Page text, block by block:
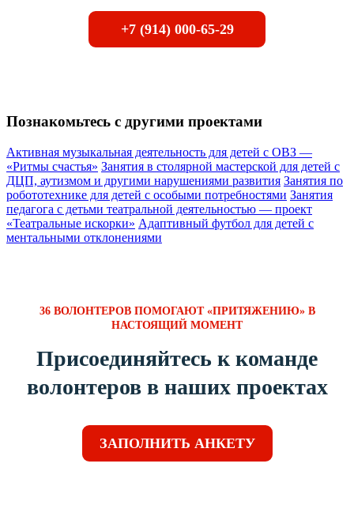
+7 (914) 000-65-29
Познакомьтесь с другими проектами
Активная музыкальная деятельность для детей с ОВЗ —
«Ритмы счастья» Занятия в столярной мастерской для детей с
ДЦП, аутизмом и другими нарушениями развития Занятия по
робототехнике для детей с особыми потребностями Занятия
педагога с детьми театральной деятельностью — проект
«Театральные искорки» Адаптивный футбол для детей с
ментальными отклонениями
36 ВОЛОНТЕРОВ ПОМОГАЮТ «ПРИТЯЖЕНИЮ» В
НАСТОЯЩИЙ МОМЕНТ
Присоединяйтесь к команде
волонтеров в наших проектах
ЗАПОЛНИТЬ АНКЕТУ